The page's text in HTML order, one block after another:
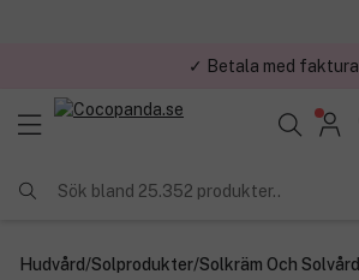
✓ Trygg E-handel
Sök bland 25.352 produkter..
Hudvård/Solprodukter/Solkräm Och Solvård